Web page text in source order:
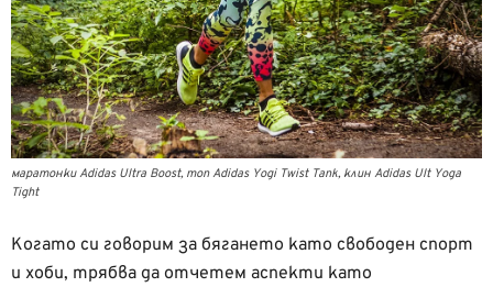
маратонки Adidas Ultra Boost, топ Adidas Yogi Twist Tank, клин Adidas Ult Yoga
Tight
Когато си говорим за бягането като свободен спорт
и хоби, трябва да отчетем аспекти като